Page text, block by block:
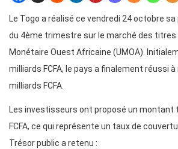
Le Togo a réalisé ce vendredi 24 octobre
du 4ème trimestre sur le marché des titres
Monétaire Ouest Africaine (UMOA).
milliards FCFA, le pays a finalement réussi
milliards FCFA.
Les investisseurs ont proposé un montant
FCFA, ce qui représente un taux de
Trésor public a retenu :